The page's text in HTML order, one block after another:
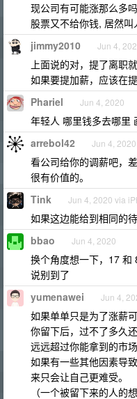
现公司有可能涨那么多
股票又不给你钱, 居然叫
jimmy2010 Jun 4,
上面说的对，提了离职
如果要提加薪，应该在提
Phariel Jun 4, 2020
年轻人 哪里钱多去哪里
arrebol42 Jun 4,
看公司给你的调薪吧，
很有价值的。
Tink Jun 4, 2020 via
如果这边能给到相同的
bbao Jun 4, 2020
换个角度想一下，17 和
说别到了
yumenawei Jun 4,
如果单单只是为了涨薪
你留下后，过不了多久
远远超过你能拿到的市场
如果有一些其他因素导
来只会让自己更难受。
（一个被留下来的人的想